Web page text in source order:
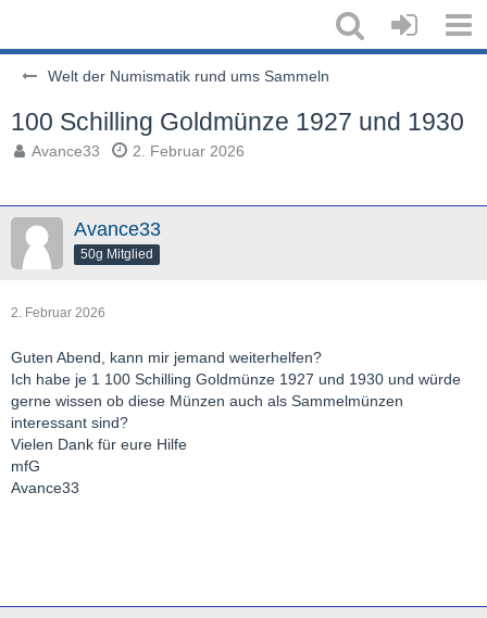
Welt der Numismatik rund ums Sammeln
100 Schilling Goldmünze 1927 und 1930
Avance33 2. Februar 2026
Avance33
50g Mitglied
2. Februar 2026
Guten Abend, kann mir jemand weiterhelfen?
Ich habe je 1 100 Schilling Goldmünze 1927 und 1930 und würde
gerne wissen ob diese Münzen auch als Sammelmünzen
interessant sind?
Vielen Dank für eure Hilfe
mfG
Avance33